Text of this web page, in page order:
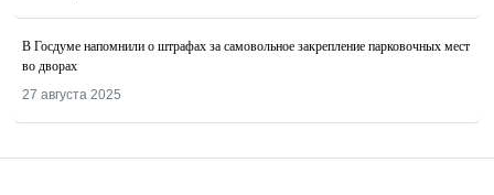
В Госдуме напомнили о штрафах за самовольное закрепление парковочных мест
во дворах
27 августа 2025